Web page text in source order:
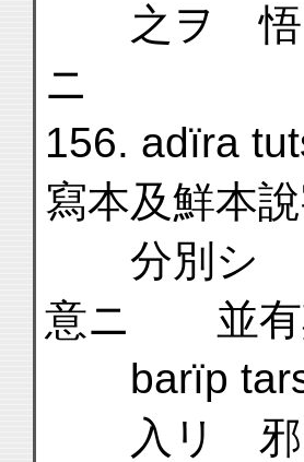
之ヲ 悟
ニ 說
156. adïra
寫本及鮮本
分別シ
意ニ 並有
barïp tars
入リ 邪